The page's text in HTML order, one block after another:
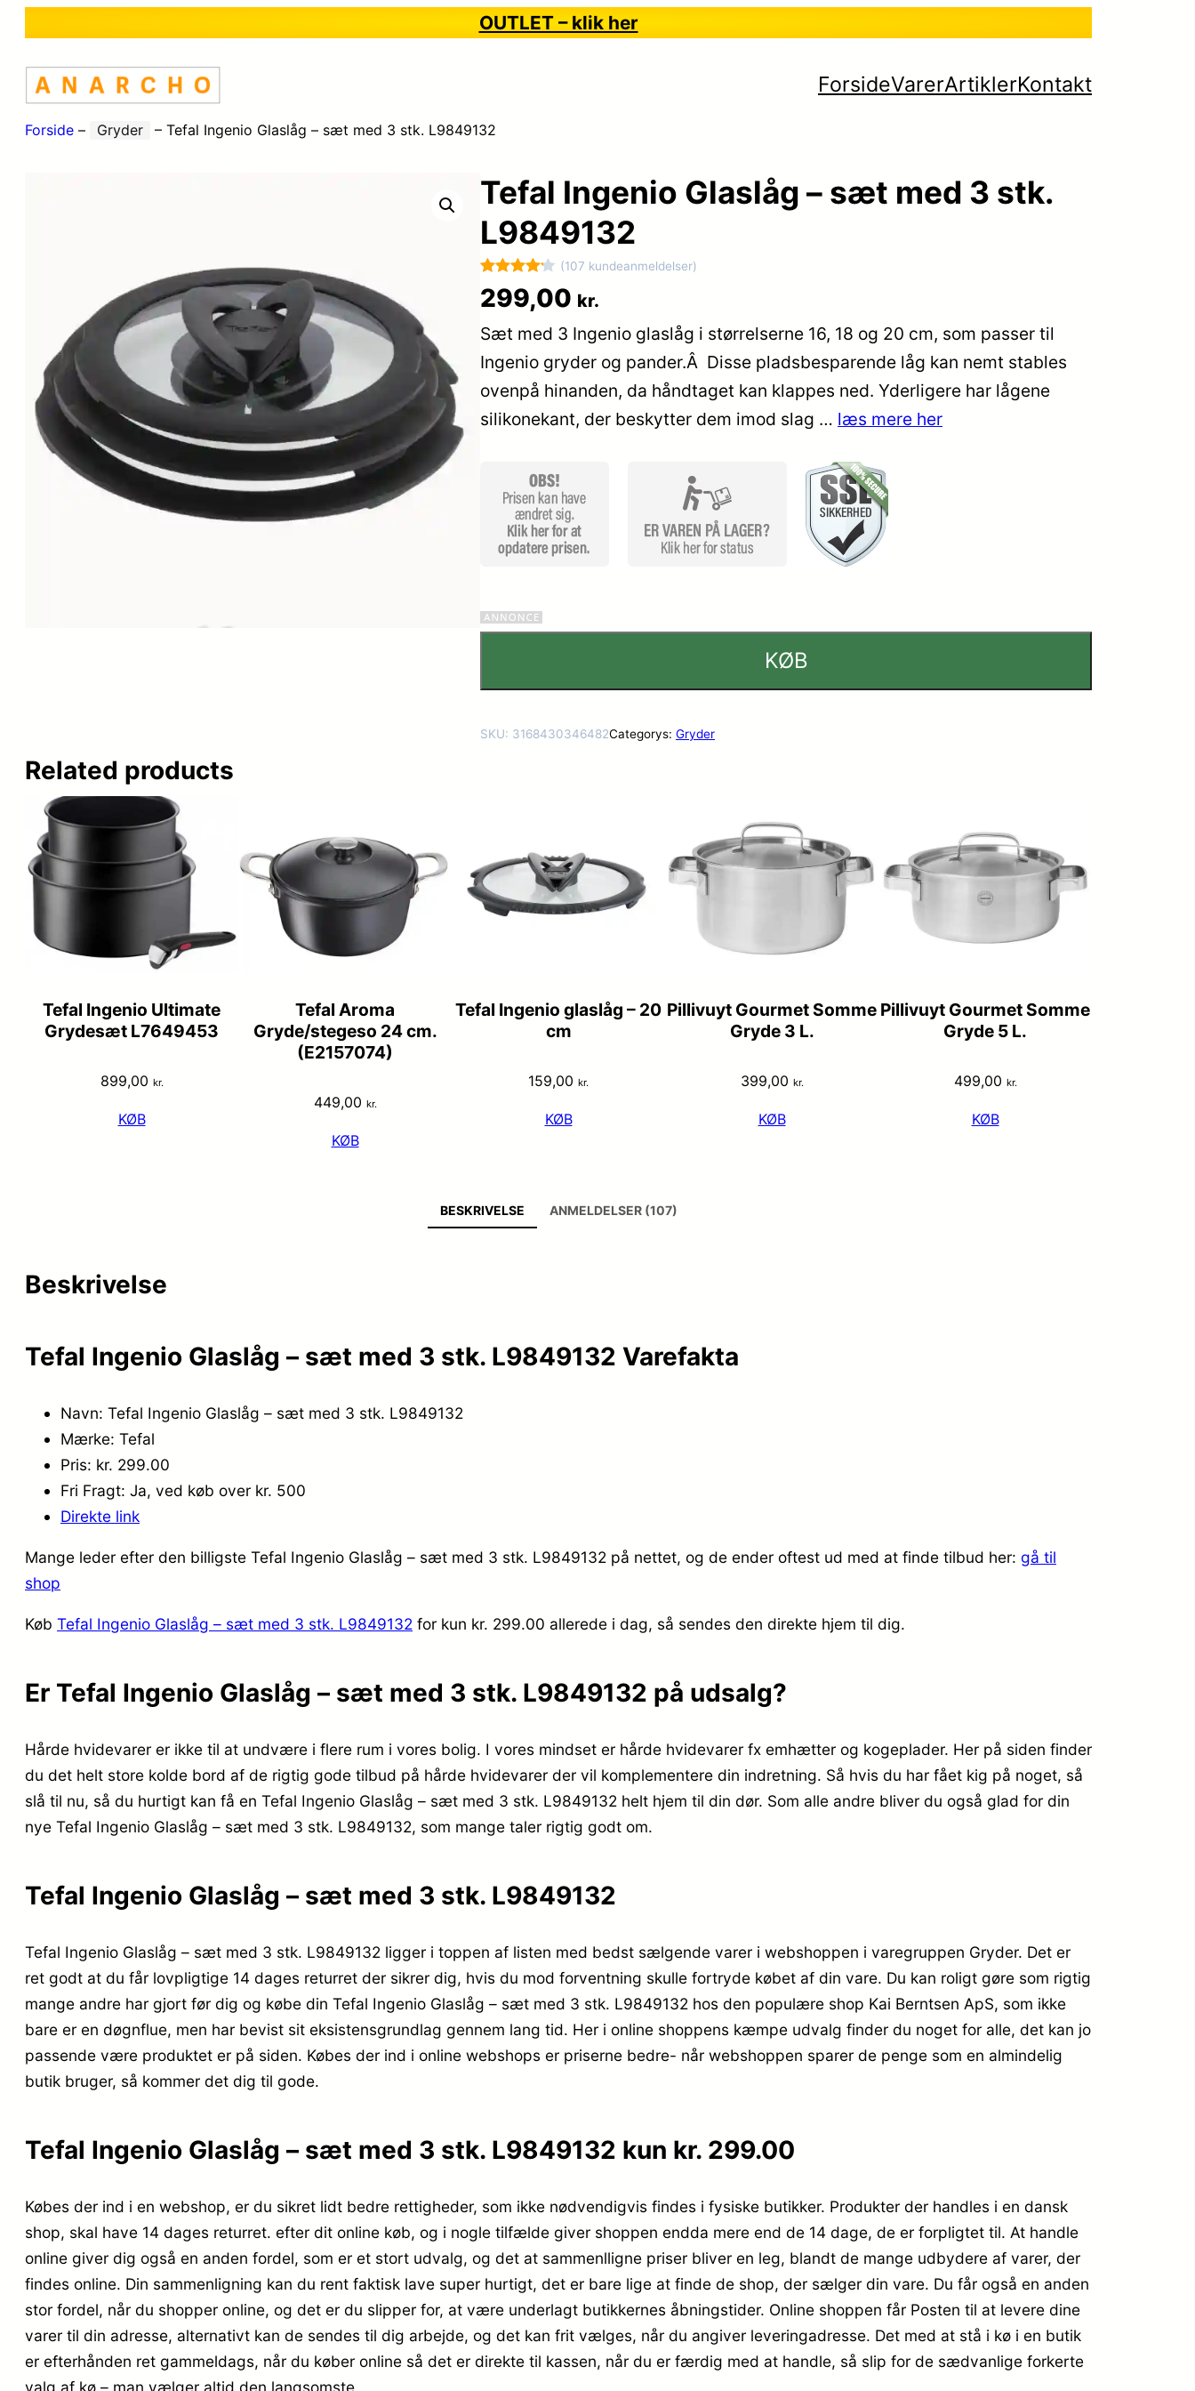
OUTLET – klik her
ForsideVarerArtiklerKontakt
Forside – Gryder – Tefal Ingenio Glaslåg – sæt med 3 stk. L9849132
Tefal Ingenio Glaslåg – sæt med 3 stk.
L9849132
Bedømt
som4.2
ud af 5
baseret
107
kundebedø
mmelser
(107 kundeanmeldelser)
299,00 kr.
Sæt med 3 Ingenio glaslåg i størrelserne 16, 18 og 20 cm, som passer til
Ingenio gryder og pander.Â Disse pladsbesparende låg kan nemt stables
ovenpå hinanden, da håndtaget kan klappes ned. Yderligere har lågene
silikonekant, der beskytter dem imod slag … læs mere her
KØB
SKU: 3168430346482Categorys: Gryder
Related products
Tefal Ingenio Ultimate
Grydesæt L7649453
899,00 kr.
KØB
Tefal Aroma
Gryde/stegeso 24 cm.
(E2157074)
449,00 kr.
KØB
Tefal Ingenio glaslåg – 20
cm
159,00 kr.
KØB
Pillivuyt Gourmet Somme
Gryde 3 L.
399,00 kr.
KØB
Pillivuyt Gourmet Somme
Gryde 5 L.
499,00 kr.
KØB
BESKRIVELSE ANMELDELSER (107)
Beskrivelse
Tefal Ingenio Glaslåg – sæt med 3 stk. L9849132 Varefakta
Navn: Tefal Ingenio Glaslåg – sæt med 3 stk. L9849132
Mærke: Tefal
Pris: kr. 299.00
Fri Fragt: Ja, ved køb over kr. 500
Direkte link
Mange leder efter den billigste Tefal Ingenio Glaslåg – sæt med 3 stk. L9849132 på nettet, og de ender oftest ud med at finde tilbud her: gå til
shop
Køb Tefal Ingenio Glaslåg – sæt med 3 stk. L9849132 for kun kr. 299.00 allerede i dag, så sendes den direkte hjem til dig.
Er Tefal Ingenio Glaslåg – sæt med 3 stk. L9849132 på udsalg?
Hårde hvidevarer er ikke til at undvære i flere rum i vores bolig. I vores mindset er hårde hvidevarer fx emhætter og kogeplader. Her på siden finder
du det helt store kolde bord af de rigtig gode tilbud på hårde hvidevarer der vil komplementere din indretning. Så hvis du har fået kig på noget, så
slå til nu, så du hurtigt kan få en Tefal Ingenio Glaslåg – sæt med 3 stk. L9849132 helt hjem til din dør. Som alle andre bliver du også glad for din
nye Tefal Ingenio Glaslåg – sæt med 3 stk. L9849132, som mange taler rigtig godt om.
Tefal Ingenio Glaslåg – sæt med 3 stk. L9849132
Tefal Ingenio Glaslåg – sæt med 3 stk. L9849132 ligger i toppen af listen med bedst sælgende varer i webshoppen i varegruppen Gryder. Det er
ret godt at du får lovpligtige 14 dages returret der sikrer dig, hvis du mod forventning skulle fortryde købet af din vare. Du kan roligt gøre som rigtig
mange andre har gjort før dig og købe din Tefal Ingenio Glaslåg – sæt med 3 stk. L9849132 hos den populære shop Kai Berntsen ApS, som ikke
bare er en døgnflue, men har bevist sit eksistensgrundlag gennem lang tid. Her i online shoppens kæmpe udvalg finder du noget for alle, det kan jo
passende være produktet er på siden. Købes der ind i online webshops er priserne bedre- når webshoppen sparer de penge som en almindelig
butik bruger, så kommer det dig til gode.
Tefal Ingenio Glaslåg – sæt med 3 stk. L9849132 kun kr. 299.00
Købes der ind i en webshop, er du sikret lidt bedre rettigheder, som ikke nødvendigvis findes i fysiske butikker. Produkter der handles i en dansk
shop, skal have 14 dages returret. efter dit online køb, og i nogle tilfælde giver shoppen endda mere end de 14 dage, de er forpligtet til. At handle
online giver dig også en anden fordel, som er et stort udvalg, og det at sammenlligne priser bliver en leg, blandt de mange udbydere af varer, der
findes online. Din sammenligning kan du rent faktisk lave super hurtigt, det er bare lige at finde de shop, der sælger din vare. Du får også en anden
stor fordel, når du shopper online, og det er du slipper for, at være underlagt butikkernes åbningstider. Online shoppen får Posten til at levere dine
varer til din adresse, alternativt kan de sendes til dig arbejde, og det kan frit vælges, når du angiver leveringadresse. Det med at stå i kø i en butik
er efterhånden ret gammeldags, når du køber online så det er direkte til kassen, når du er færdig med at handle, så slip for de sædvanlige forkerte
valg af kø – man vælger altid den langsomste.